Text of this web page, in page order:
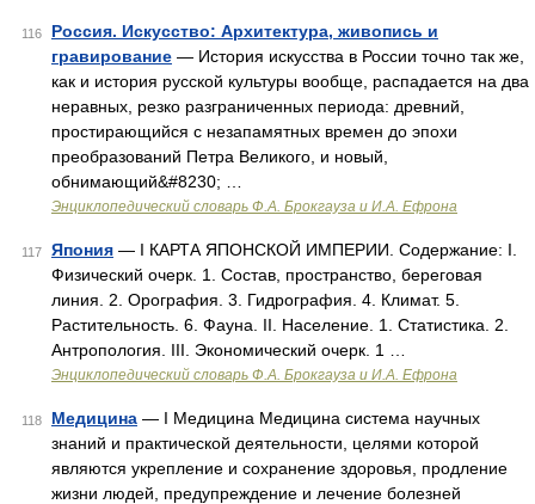
116
Россия. Искусство: Архитектура, живопись и
гравирование — История искусства в России точно так же,
как и история русской культуры вообще, распадается на два
неравных, резко разграниченных периода: древний,
простирающийся с незапамятных времен до эпохи
преобразований Петра Великого, и новый,
обнимающий&#8230; …
Энциклопедический словарь Ф.А. Брокгауза и И.А. Ефрона
117 Япония — I КАРТА ЯПОНСКОЙ ИМПЕРИИ. Содержание: I.
Физический очерк. 1. Состав, пространство, береговая
линия. 2. Орография. 3. Гидрография. 4. Климат. 5.
Растительность. 6. Фауна. II. Население. 1. Статистика. 2.
Антропология. III. Экономический очерк. 1 …
Энциклопедический словарь Ф.А. Брокгауза и И.А. Ефрона
118 Медицина — I Медицина Медицина система научных
знаний и практической деятельности, целями которой
являются укрепление и сохранение здоровья, продление
жизни людей, предупреждение и лечение болезней